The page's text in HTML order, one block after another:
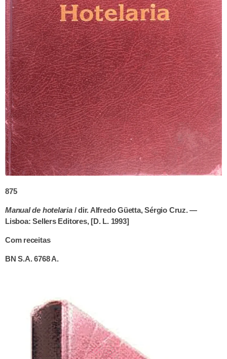
875
Manual de hotelaria/ dir. Alfredo Güetta, Sérgio Cruz. —
Lisboa: Sellers Editores, [D. L. 1993]
Com receitas
BN S.A. 6768 A.